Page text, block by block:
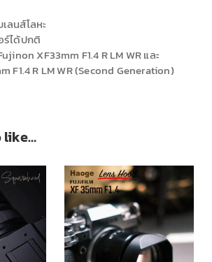
ลนส์โลหะ
ร์ได้ปกติ
XF33mm F1.4 R LM WR และ
F1.4 R LM WR (Second Generation)
like…